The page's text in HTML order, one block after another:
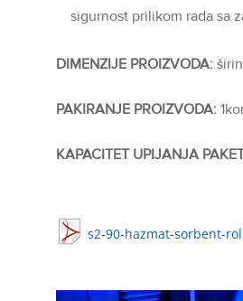
sigurnost prilikom rada sa
DIMENZIJE PROIZVODA:
PAKIRANJE PROIZVODA:
KAPACITET UPIJANJA
s2-90-hazmat-sorbent-